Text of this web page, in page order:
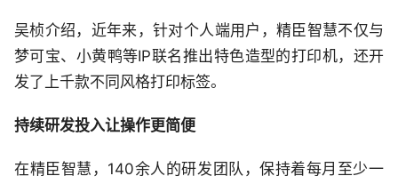
吴桢介绍，近年来，针对个人端用户，精臣智慧不仅与
梦可宝、小黄鸭等IP联名推出特色造型的打印机，还开
发了上千款不同风格打印标签。
持续研发投入让操作更简便
在精臣智慧，140余人的研发团队，保持着每月至少一